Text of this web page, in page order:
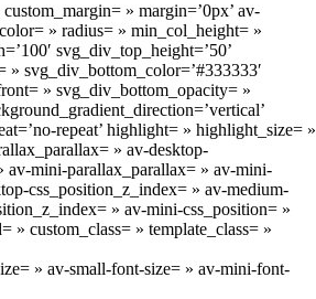
» margin=’0px’ av-
» radius= » min_col_height= »
svg_div_top_height=’50’
svg_div_bottom_color=’#333333′
» svg_div_bottom_opacity= »
repeat’ highlight= » highlight_size= »
» av-desktop-
av-mini-parallax_parallax= » av-mini-
css_position_z_index= » av-medium-
» av-mini-css_position= »
custom_class= » template_class= »
» av-small-font-size= » av-mini-font-